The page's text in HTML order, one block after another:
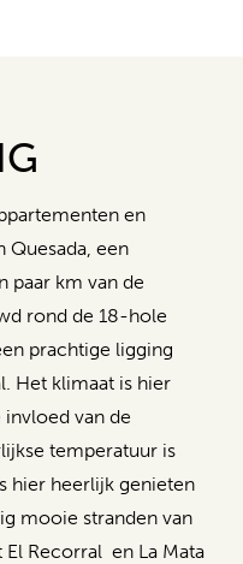
en
Quesada, een
paar km van de
rond de 18-hole
prachtige ligging
Het klimaat is hier
van de
temperatuur is
hier heerlijk genieten
mooie stranden van
Recorral en La Mata